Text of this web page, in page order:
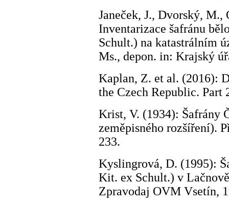
Janeček, J., Dvorský, M.,
Inventarizace šafránu
Schult.) na katastrálním
Ms., depon. in: Krajský
Kaplan, Z. et al. (2016):
the Czech Republic. Part
Krist, V. (1934): Šafrány
zeměpisného rozšíření).
233.
Kyslingrová, D. (1995):
Kit. ex Schult.) v
Zpravodaj OVM Vsetín,